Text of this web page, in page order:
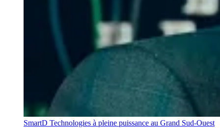
SmartD Technologies à pleine puissance au Grand Sud-Ouest